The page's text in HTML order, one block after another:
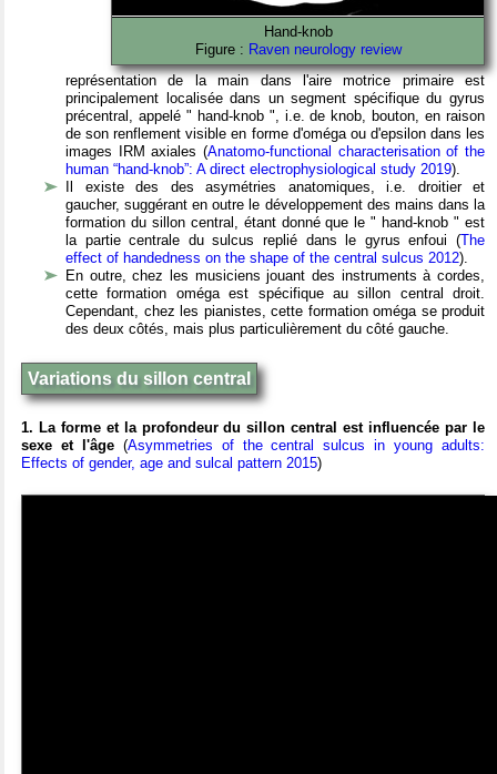
Hand-knob
Figure : Raven neurology review
représentation de la main dans l'aire motrice primaire est
principalement localisée dans un segment spécifique du gyrus
précentral, appelé " hand-knob ", i.e. de knob, bouton, en raison
de son renflement visible en forme d'oméga ou d'epsilon dans les
images IRM axiales (Anatomo-functional characterisation of the
human “hand-knob”: A direct electrophysiological study 2019).
Il existe des des asymétries anatomiques, i.e. droitier et
gaucher, suggérant en outre le développement des mains dans la
formation du sillon central, étant donné que le " hand-knob " est
la partie centrale du sulcus replié dans le gyrus enfoui (The
effect of handedness on the shape of the central sulcus 2012).
En outre, chez les musiciens jouant des instruments à cordes,
cette formation oméga est spécifique au sillon central droit.
Cependant, chez les pianistes, cette formation oméga se produit
des deux côtés, mais plus particulièrement du côté gauche.
Variations du sillon central
1. La forme et la profondeur du sillon central est influencée par le
sexe et l'âge(Asymmetries of the central sulcus in young adults:
Effects of gender, age and sulcal pattern 2015)